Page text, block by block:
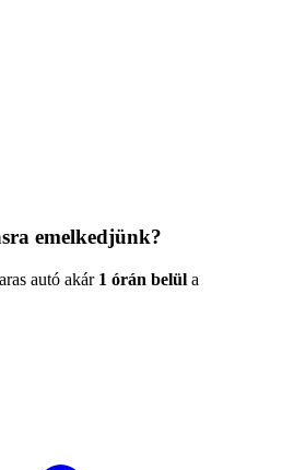
emelkedjünk?
autó akár 1 órán belül a